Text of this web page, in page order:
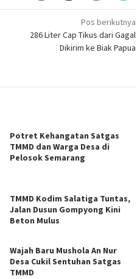
Pos berikutnya
286 Liter Cap Tikus dari Gagal
Dikirim ke Biak Papua
Potret Kehangatan Satgas
TMMD dan Warga Desa di
Pelosok Semarang
TMMD Kodim Salatiga Tuntas,
Jalan Dusun Gompyong Kini
Beton Mulus
Wajah Baru Mushola An Nur
Desa Cukil Sentuhan Satgas
TMMD